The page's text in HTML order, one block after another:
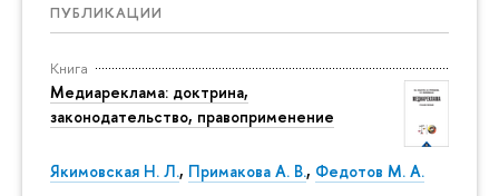
ПУБЛИКАЦИИ
Книга
Медиареклама: доктрина,
законодательство, правоприменение
Якимовская Н. Л., Примакова А. В., Федотов М. А.